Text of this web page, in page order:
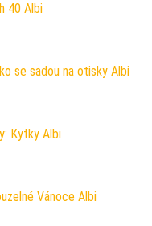
40 Albi
129 Kč.
se sadou na otisky Albi
Kytky Albi
119 Kč.
Vánoce Albi
349 Kč.